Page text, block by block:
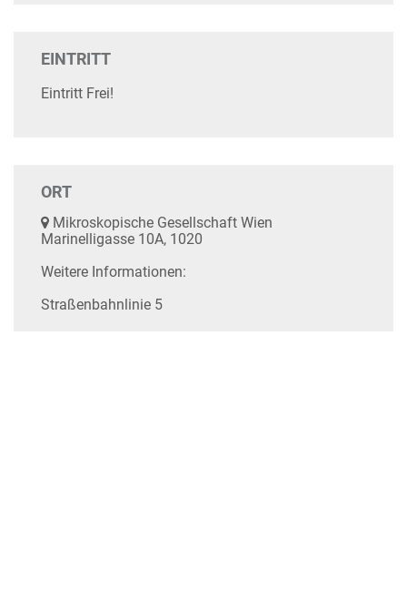
EINTRITT
Eintritt Frei!
ORT
Mikroskopische Gesellschaft Wien
Marinelligasse 10A, 1020
Weitere Informationen:
Straßenbahnlinie 5